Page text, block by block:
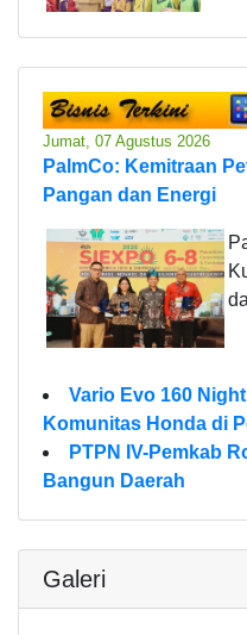
Jumat, 07 Agustus 2026
PalmCo: Kemitraan
Pangan dan Energi
Vario Evo 160
Komunitas Honda di
PTPN IV-Pemkab
Bangun Daerah
Galeri